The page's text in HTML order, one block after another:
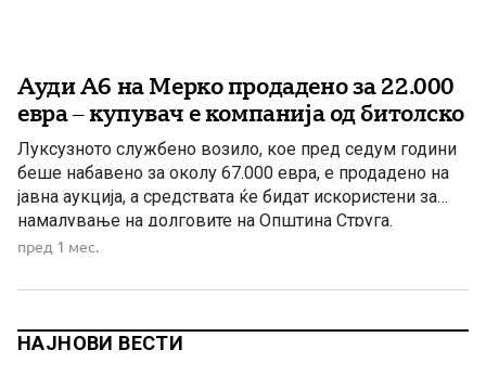
Ауди А6 на Мерко продадено за 22.000
евра – купувач е компанија од битолско
Луксузното службено возило, кое пред седум години
беше набавено за околу 67.000 евра, е продадено на
јавна аукција, а средствата ќе бидат искористени за
намалување на долговите на Општина Струга.
Службеното возило „Ауди А6“, кое со години го
Рамиз Мерко, е продадено на јавна електронска
пред 1 мес.
НАЈНОВИ ВЕСТИ